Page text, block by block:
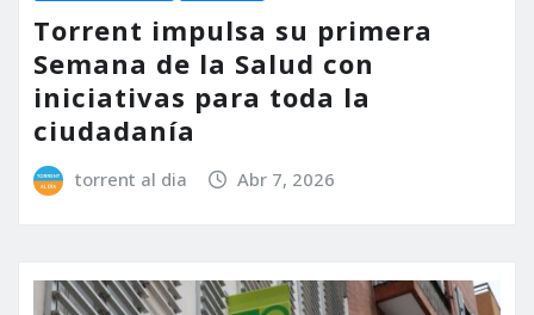
Torrent impulsa su primera
Semana de la Salud con
iniciativas para toda la
ciudadanía
torrent al dia Abr 7, 2026